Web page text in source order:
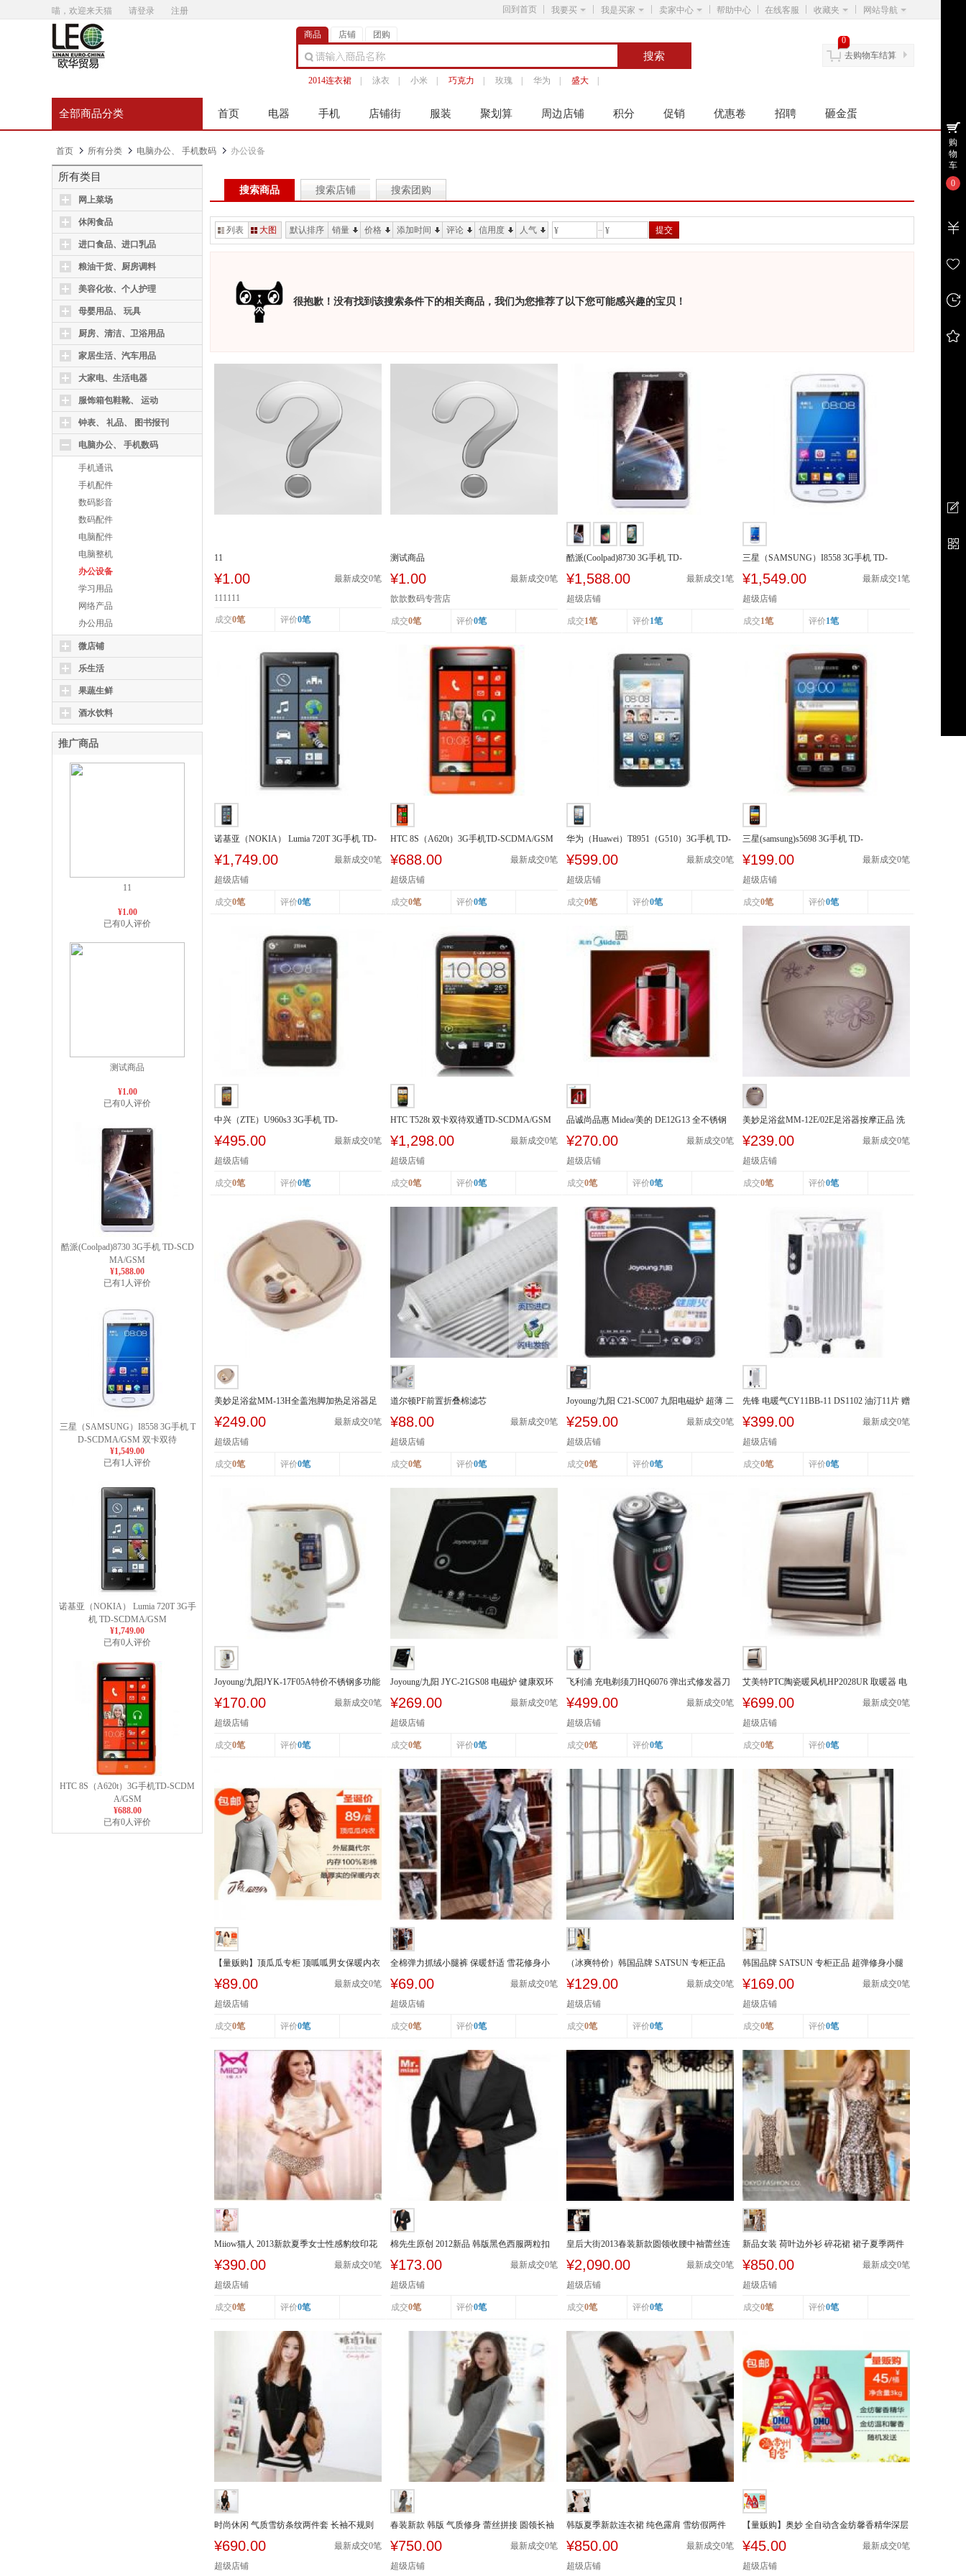
喵，欢迎来天猫 请登录 注册 回到首页 我要买 我是买家 卖家中心 帮助中心 在线客服 收藏夹 网站导航
商品 店铺 团购
2014连衣裙 泳衣 小米 巧克力 玫瑰 华为 盛大
去购物车结算
0
全部商品分类 首页 电器 手机 店铺街 服装 聚划算 周边店铺 积分 促销 优惠卷 招聘 砸金蛋
首页 所有分类 电脑办公、 手机数码 办公设备
所有类目
网上菜场
休闲食品
进口食品、进口乳品
粮油干货、厨房调料
美容化妆、个人护理
母婴用品、 玩具
厨房、清洁、卫浴用品
家居生活、汽车用品
大家电、生活电器
服饰箱包鞋靴、 运动
钟表、 礼品、 图书报刊
电脑办公、 手机数码
手机通讯
手机配件
数码影音
数码配件
电脑配件
电脑整机
办公设备
学习用品
网络产品
办公用品
微店铺
乐生活
果蔬生鲜
酒水饮料
推广商品
11
¥1.00
已有0人评价
测试商品
¥1.00
已有0人评价
酷派(Coolpad)8730 3G手机 TD-SCD
MA/GSM
¥1,588.00
已有1人评价
三星（SAMSUNG）I8558 3G手机 T
D-SCDMA/GSM 双卡双待
¥1,549.00
已有1人评价
诺基亚（NOKIA） Lumia 720T 3G手
机 TD-SCDMA/GSM
¥1,749.00
已有0人评价
HTC 8S（A620t）3G手机TD-SCDM
A/GSM
¥688.00
已有0人评价
搜索商品 搜索店铺 搜索团购
列表 大图 默认排序 销量 价格 添加时间 评论 信用度 人气 ¥ ¥ 提交
很抱歉！没有找到该搜索条件下的相关商品，我们为您推荐了以下您可能感兴趣的宝贝！
11
¥1.00 最新成交0笔
111111
成交0笔 评价0笔
测试商品
¥1.00 最新成交0笔
歆歆数码专营店
成交0笔 评价0笔
酷派(Coolpad)8730 3G手机 TD-
¥1,588.00 最新成交1笔
超级店铺
成交1笔 评价1笔
三星（SAMSUNG）I8558 3G手机 TD-
¥1,549.00 最新成交1笔
超级店铺
成交1笔 评价1笔
诺基亚（NOKIA） Lumia 720T 3G手机 TD-
¥1,749.00 最新成交0笔
超级店铺
成交0笔 评价0笔
HTC 8S（A620t）3G手机TD-SCDMA/GSM
¥688.00 最新成交0笔
超级店铺
成交0笔 评价0笔
华为（Huawei）T8951（G510）3G手机 TD-
¥599.00 最新成交0笔
超级店铺
成交0笔 评价0笔
三星(samsung)s5698 3G手机 TD-
¥199.00 最新成交0笔
超级店铺
成交0笔 评价0笔
中兴（ZTE）U960s3 3G手机 TD-
¥495.00 最新成交0笔
超级店铺
成交0笔 评价0笔
HTC T528t 双卡双待双通TD-SCDMA/GSM
¥1,298.00 最新成交0笔
超级店铺
成交0笔 评价0笔
品诚尚品惠 Midea/美的 DE12G13 全不锈钢
¥270.00 最新成交0笔
超级店铺
成交0笔 评价0笔
美妙足浴盆MM-12E/02E足浴器按摩正品 洗
¥239.00 最新成交0笔
超级店铺
成交0笔 评价0笔
美妙足浴盆MM-13H全盖泡脚加热足浴器足
¥249.00 最新成交0笔
超级店铺
成交0笔 评价0笔
道尔顿PF前置折叠棉滤芯
¥88.00 最新成交0笔
超级店铺
成交0笔 评价0笔
Joyoung/九阳 C21-SC007 九阳电磁炉 超薄 二
¥259.00 最新成交0笔
超级店铺
成交0笔 评价0笔
先锋 电暖气CY11BB-11 DS1102 油汀11片 赠
¥399.00 最新成交0笔
超级店铺
成交0笔 评价0笔
Joyoung/九阳JYK-17F05A特价不锈钢多功能
¥170.00 最新成交0笔
超级店铺
成交0笔 评价0笔
Joyoung/九阳 JYC-21GS08 电磁炉 健康双环
¥269.00 最新成交0笔
超级店铺
成交0笔 评价0笔
飞利浦 充电剃须刀HQ6076 弹出式修发器刀
¥499.00 最新成交0笔
超级店铺
成交0笔 评价0笔
艾美特PTC陶瓷暖风机HP2028UR 取暖器 电
¥699.00 最新成交0笔
超级店铺
成交0笔 评价0笔
【量贩购】顶瓜瓜专柜 顶呱呱男女保暖内衣
¥89.00 最新成交0笔
超级店铺
成交0笔 评价0笔
全棉弹力抓绒小腿裤 保暖舒适 雪花修身小
¥69.00 最新成交0笔
超级店铺
成交0笔 评价0笔
（冰爽特价）韩国品牌 SATSUN 专柜正品
¥129.00 最新成交0笔
超级店铺
成交0笔 评价0笔
韩国品牌 SATSUN 专柜正品 超弹修身小腿
¥169.00 最新成交0笔
超级店铺
成交0笔 评价0笔
Miiow猫人 2013新款夏季女士性感豹纹印花
¥390.00 最新成交0笔
超级店铺
成交0笔 评价0笔
棉先生原创 2012新品 韩版黑色西服两粒扣
¥173.00 最新成交0笔
超级店铺
成交0笔 评价0笔
皇后大街2013春装新款圆领收腰中袖蕾丝连
¥2,090.00 最新成交0笔
超级店铺
成交0笔 评价0笔
新品女装 荷叶边外衫 碎花裙 裙子夏季两件
¥850.00 最新成交0笔
超级店铺
成交0笔 评价0笔
时尚休闲 气质雪纺条纹两件套 长袖不规则
¥690.00 最新成交0笔
超级店铺
春装新款 韩版 气质修身 蕾丝拼接 圆领长袖
¥750.00 最新成交0笔
超级店铺
韩版夏季新款连衣裙 纯色露肩 雪纺假两件
¥850.00 最新成交0笔
超级店铺
【量贩购】奥妙 全自动含金纺馨香精华深层
¥45.00 最新成交0笔
超级店铺
购
物
车
0